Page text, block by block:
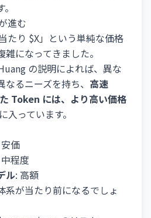
進む
たり $X」という単純な価格
になってきました。
の説明によれば、異な
るニーズを持ち、 高速
Token には、より高い価格
入っています。
価
程度
ル: 高額
系が当たり前になるでしょ